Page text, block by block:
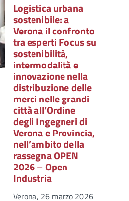
Logistica urbana
sostenibile: a
Verona il confronto
tra esperti Focus su
sostenibilità,
intermodalità e
innovazione nella
distribuzione delle
merci nelle grandi
città all’Ordine
degli Ingegneri di
Verona e Provincia,
nell’ambito della
rassegna OPEN
2026 – Open
Industria
Verona, 26 marzo 2026